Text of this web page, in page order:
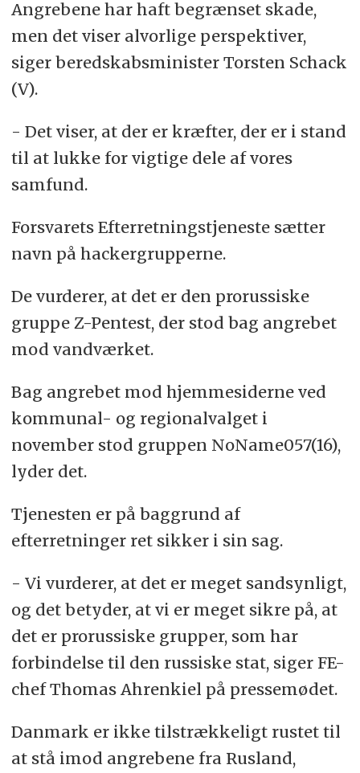
Angrebene har haft begrænset skade,
men det viser alvorlige perspektiver,
siger beredskabsminister Torsten Schack
(V).
- Det viser, at der er kræfter, der er i stand
til at lukke for vigtige dele af vores
samfund.
Forsvarets Efterretningstjeneste sætter
navn på hackergrupperne.
De vurderer, at det er den prorussiske
gruppe Z-Pentest, der stod bag angrebet
mod vandværket.
Bag angrebet mod hjemmesiderne ved
kommunal- og regionalvalget i
november stod gruppen NoName057(16),
lyder det.
Tjenesten er på baggrund af
efterretninger ret sikker i sin sag.
- Vi vurderer, at det er meget sandsynligt,
og det betyder, at vi er meget sikre på, at
det er prorussiske grupper, som har
forbindelse til den russiske stat, siger FE-
chef Thomas Ahrenkiel på pressemødet.
Danmark er ikke tilstrækkeligt rustet til
at stå imod angrebene fra Rusland,